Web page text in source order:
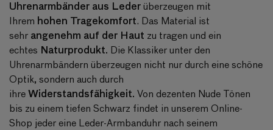
Uhrenarmbänder aus Lederüberzeugen mit
Ihrem hohen Tragekomfort. Das Material ist
sehr angenehm auf der Haut zu tragen und ein
echtes Naturprodukt. Die Klassiker unter den
Uhrenarmbändern überzeugen nicht nur durch eine schöne
Optik, sondern auch durch
ihreWiderstandsfähigkeit. Von dezenten Nude Tönen
bis zu einem tiefen Schwarz findet in unserem Online-
Shop jeder eine Leder-Armbanduhr nach seinem